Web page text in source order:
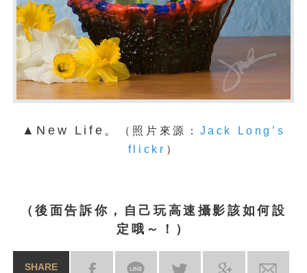
▲New Life。 （照片來源： Jack Long’s
flickr ）
（後面告訴你，自己玩高速攝影該如何設
定哦～！）
SHARE